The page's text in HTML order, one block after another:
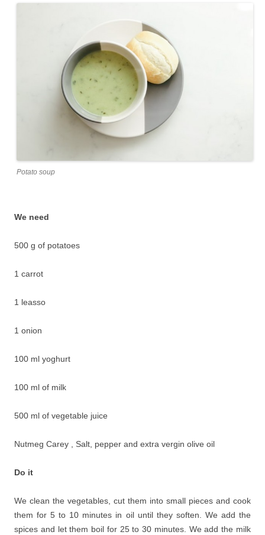
Potato soup
We need
500 g of potatoes
1 carrot
1 leasso
1 onion
100 ml yoghurt
100 ml of milk
500 ml of vegetable juice
Nutmeg Carey , Salt, pepper and extra vergin olive oil
Do it
We clean the vegetables, cut them into small pieces and cook
them for 5 to 10 minutes in oil until they soften. We add the
spices and let them boil for 25 to 30 minutes. We add the milk